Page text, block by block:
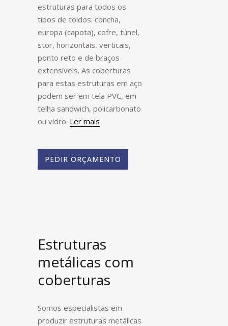
estruturas para todos os
tipos de toldos: concha,
europa (capota), cofre, túnel,
stor, horizontais, verticais,
ponto reto e de braços
extensíveis. As coberturas
para estas estruturas em aço
podem ser em tela PVC, em
telha sandwich, policarbonato
ou vidro. Ler mais
PEDIR ORÇAMENTO
Estruturas
metálicas com
coberturas
Somos especialistas em
produzir estruturas metálicas